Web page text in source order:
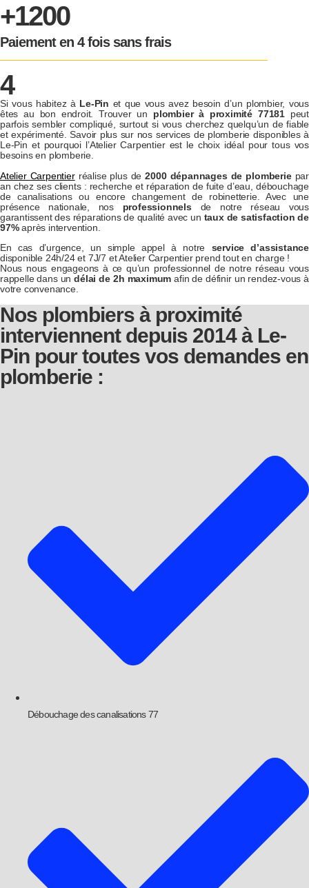
+1200
Paiement en 4 fois sans frais
4
Si vous habitez à Le-Pin et que vous avez besoin d’un plombier, vous
êtes au bon endroit. Trouver un plombier à proximité 77181peut
parfois sembler compliqué, surtout si vous cherchez quelqu’un de fiable
et expérimenté. Savoir plus sur nos services de plomberie disponibles à
Le-Pin et pourquoi l’Atelier Carpentier est le choix idéal pour tous vos
besoins en plomberie.
Atelier Carpentierréalise plus de2000 dépannages de plomberiepar
an chez ses clients : recherche et réparation de fuite d’eau, débouchage
de canalisations ou encore changement de robinetterie. Avec une
présence nationale, nos professionnels de notre réseau vous
garantissent des réparations de qualité avec un taux de satisfaction de
97%après intervention.
En cas d’urgence, un simple appel à notre service d’assistance
disponible 24h/24 et 7J/7 et Atelier Carpentier prend tout en charge !
Nous nous engageons à ce qu’un professionnel de notre réseau vous
rappelle dans undélai de 2h maximum afin de définir un rendez-vous à
votre convenance.
Nos plombiers à proximité
interviennent depuis 2014 à Le-
Pin pour toutes vos demandes en
plomberie :
Débouchage des canalisations 77